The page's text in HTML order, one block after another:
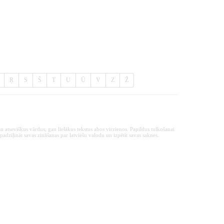
Ŗ S Š T U Ū V Z Ž
vārdus, gan lielākus tekstus abos virzienos. Papildus tulkošanai
savas zināšanas par latviešu valodu un izpētīt savas saknes.